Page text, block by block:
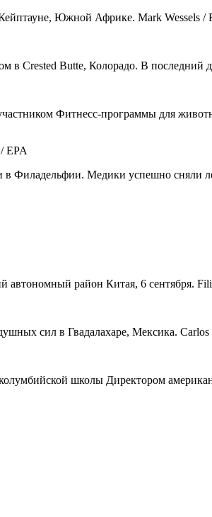
Южной Африке. Mark Wessels /
Crested Butte, Колорадо. В последний
участником Фитнесс-программы для
EPA
Медики успешно сняли
автономный район Китая, 6 сентября.
сил в Гвадалахаре, Мексика. Carlos
школы Директором